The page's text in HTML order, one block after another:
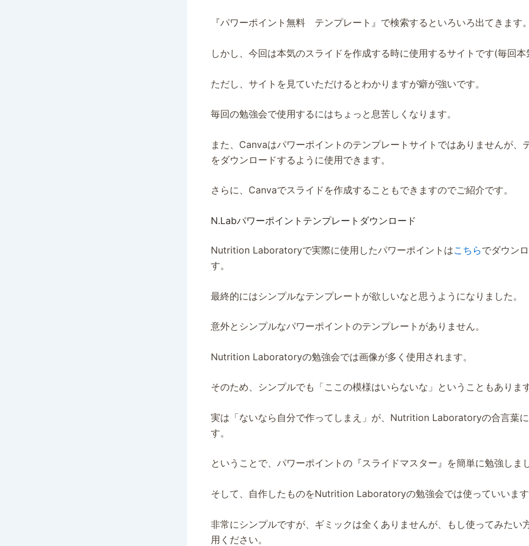
『パワーポイント無料 テンプレート』で検索するといろいろ出てきます。
しかし、今回は本気のスライドを作成する時に使用するサイトです(毎回本
ただし、サイトを見ていただけるとわかりますが癖が強いです。
毎回の勉強会で使用するにはちょっと息苦しくなります。
また、Canvaはパワーポイントのテンプレートサイトではありませんが、
をダウンロードするように使用できます。
さらに、Canvaでスライドを作成することもできますのでご紹介です。
N.Labパワーポイントテンプレートダウンロード
Nutrition Laboratoryで実際に使用したパワーポイントはこちらでダウン
す。
最終的にはシンプルなテンプレートが欲しいなと思うようになりました。
意外とシンプルなパワーポイントのテンプレートがありません。
Nutrition Laboratoryの勉強会では画像が多く使用されます。
そのため、シンプルでも「ここの模様はいらないな」ということもあります
実は「ないなら自分で作ってしまえ」が、Nutrition Laboratoryの合言葉に
す。
ということで、パワーポイントの『スライドマスター』を簡単に勉強しまし
そして、自作したものをNutrition Laboratoryの勉強会では使っていいます
非常にシンプルですが、ギミックは全くありませんが、もし使ってみたい
用ください。